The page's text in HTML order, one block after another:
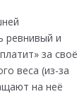
ревнивый и
за своё
веса (из-за
на неё